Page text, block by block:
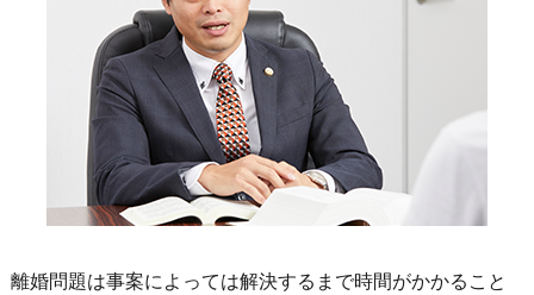
離婚問題は事案によっては解決するまで時間がかかること